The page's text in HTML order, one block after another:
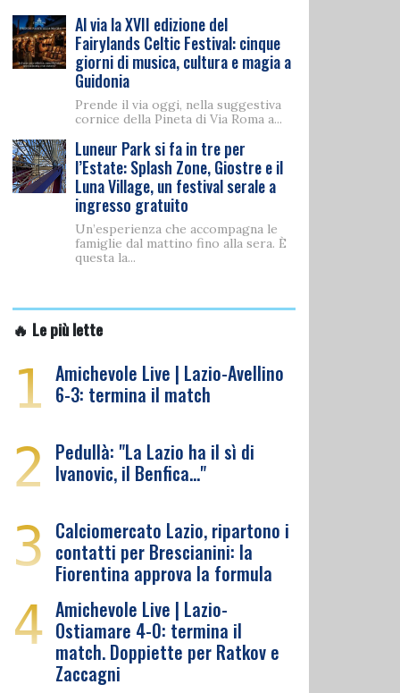
Al via la XVII edizione del
Fairylands Celtic Festival: cinque
giorni di musica, cultura e magia a
Guidonia
Prende il via oggi, nella suggestiva
cornice della Pineta di Via Roma a...
Luneur Park si fa in tre per
l’Estate: Splash Zone, Giostre e il
Luna Village, un festival serale a
ingresso gratuito
Un’esperienza che accompagna le
famiglie dal mattino fino alla sera. È
questa la...
🔥 Le più lette
1 Amichevole Live | Lazio-Avellino
6-3: termina il match
2 Pedullà: "La Lazio ha il sì di
Ivanovic, il Benfica…"
3 Calciomercato Lazio, ripartono i
contatti per Brescianini: la
Fiorentina approva la formula
4 Amichevole Live | Lazio-
Ostiamare 4-0: termina il
match. Doppiette per Ratkov e
Zaccagni